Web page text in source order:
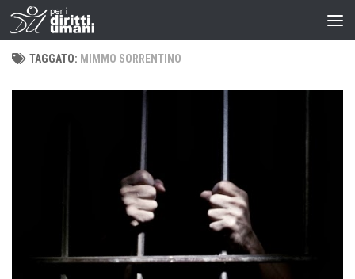
TAGGATO: MIMMO SORRENTINO